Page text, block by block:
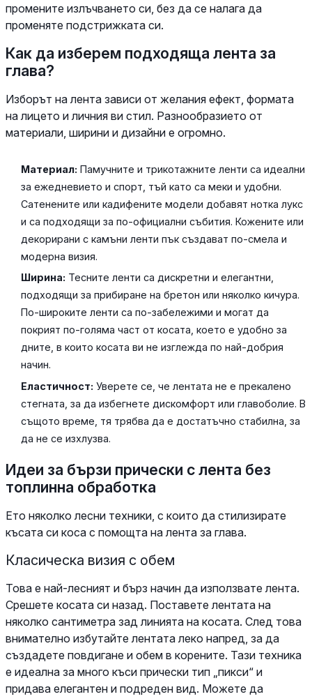
промените излъчването си, без да се налага да
променяте подстрижката си.
Как да изберем подходяща лента за
глава?
Изборът на лента зависи от желания ефект, формата
на лицето и личния ви стил. Разнообразието от
материали, ширини и дизайни е огромно.
Материал: Памучните и трикотажните ленти са идеални
за ежедневието и спорт, тъй като са меки и удобни.
Сатенените или кадифените модели добавят нотка лукс
и са подходящи за по-официални събития. Кожените или
декорирани с камъни ленти пък създават по-смела и
модерна визия.
Ширина: Тесните ленти са дискретни и елегантни,
подходящи за прибиране на бретон или няколко кичура.
По-широките ленти са по-забележими и могат да
покрият по-голяма част от косата, което е удобно за
дните, в които косата ви не изглежда по най-добрия
начин.
Еластичност: Уверете се, че лентата не е прекалено
стегната, за да избегнете дискомфорт или главоболие. В
същото време, тя трябва да е достатъчно стабилна, за
да не се изхлузва.
Идеи за бързи прически с лента без
топлинна обработка
Ето няколко лесни техники, с които да стилизирате
късата си коса с помощта на лента за глава.
Класическа визия с обем
Това е най-лесният и бърз начин да използвате лента.
Срешете косата си назад. Поставете лентата на
няколко сантиметра зад линията на косата. След това
внимателно избутайте лентата леко напред, за да
създадете повдигане и обем в корените. Тази техника
е идеална за много къси прически тип „пикси“ и
придава елегантен и подреден вид. Можете да